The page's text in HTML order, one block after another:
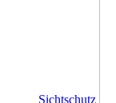
Sichtschutz